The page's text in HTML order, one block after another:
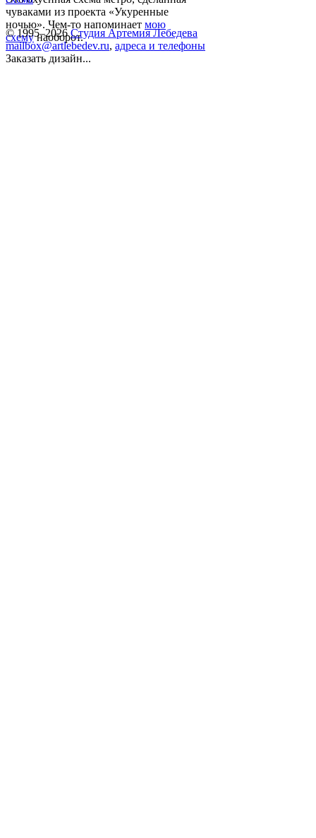
чуваками из проекта «Укуренные
ночью». Чем-то напоминает мою
схемунаоборот.
© 1995–2026 Студия Артемия Лебедева
mailbox@artlebedev.ru, адреса и телефоны
Заказать дизайн...